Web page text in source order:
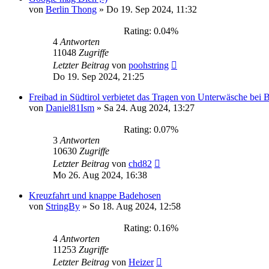
von Berlin Thong » Do 19. Sep 2024, 11:32
Rating: 0.04%
4 Antworten
11048 Zugriffe
Letzter Beitrag von poohstring
Do 19. Sep 2024, 21:25
Freibad in Südtirol verbietet das Tragen von Unterwäsche bei
von Daniel81Ism » Sa 24. Aug 2024, 13:27
Rating: 0.07%
3 Antworten
10630 Zugriffe
Letzter Beitrag von chd82
Mo 26. Aug 2024, 16:38
Kreuzfahrt und knappe Badehosen
von StringBy » So 18. Aug 2024, 12:58
Rating: 0.16%
4 Antworten
11253 Zugriffe
Letzter Beitrag von Heizer